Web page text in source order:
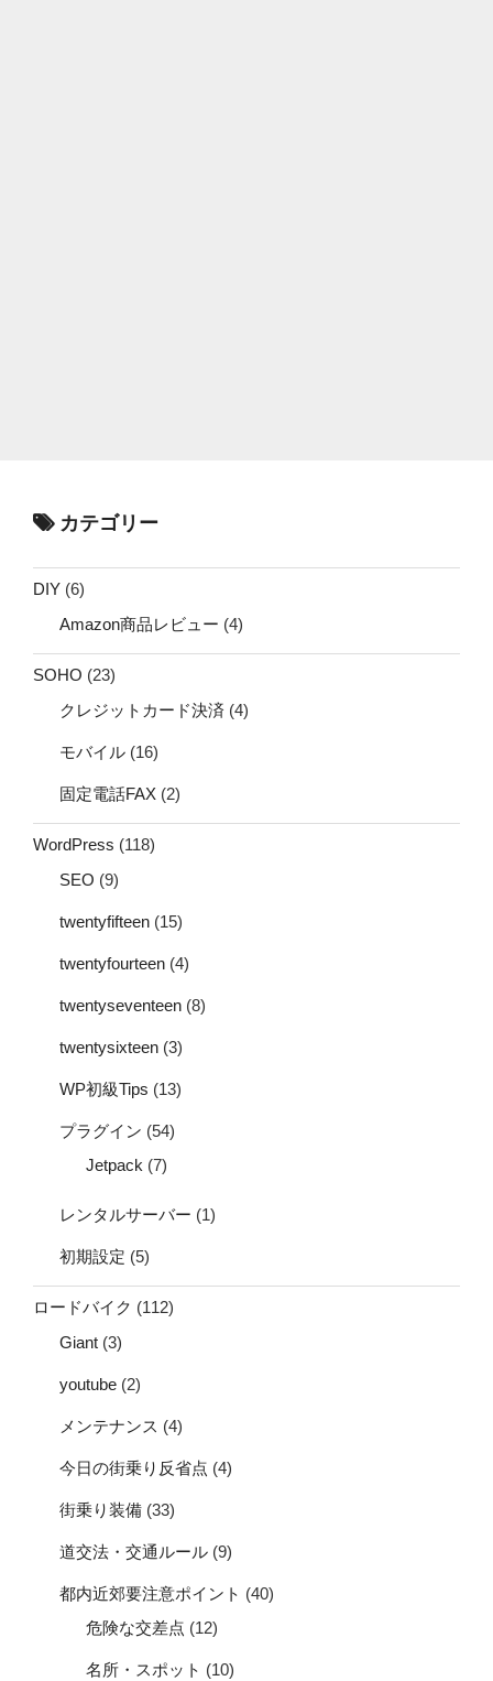
カテゴリー
DIY (6)
Amazon商品レビュー (4)
SOHO (23)
クレジットカード決済 (4)
モバイル (16)
固定電話FAX (2)
WordPress (118)
SEO (9)
twentyfifteen (15)
twentyfourteen (4)
twentyseventeen (8)
twentysixteen (3)
WP初級Tips (13)
プラグイン (54)
Jetpack (7)
レンタルサーバー (1)
初期設定 (5)
ロードバイク (112)
Giant (3)
youtube (2)
メンテナンス (4)
今日の街乗り反省点 (4)
街乗り装備 (33)
道交法・交通ルール (9)
都内近郊要注意ポイント (40)
危険な交差点 (12)
名所・スポット (10)